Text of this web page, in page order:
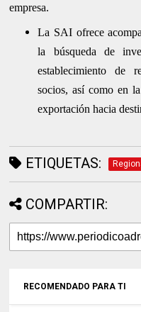
empresa.
La SAI ofrece
la búsqueda de
establecimiento de
socios, así como en
exportación hacia
ETIQUETAS:
COMPARTIR:
RECOMENDADO PARA TI